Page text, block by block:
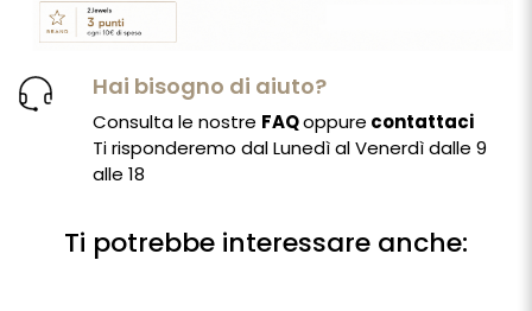
Hai bisogno di aiuto?
Consulta le nostre FAQoppure contattaci
Ti risponderemo dal Lunedì al Venerdì dalle 9
alle 18
Ti potrebbe interessare anche: